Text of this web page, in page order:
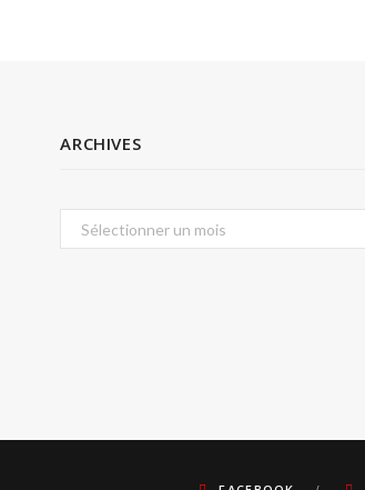
ARCHIVES
Archives